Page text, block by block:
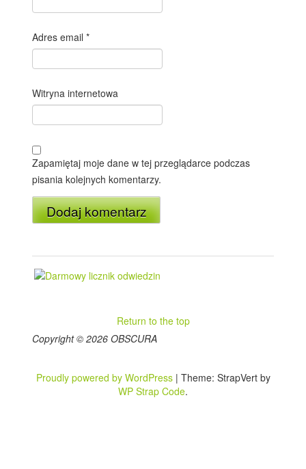
Adres email*
Witryna internetowa
Zapamiętaj moje dane w tej przeglądarce podczas
pisania kolejnych komentarzy.
Return to the top
Copyright © 2026 OBSCURA
Proudly powered by WordPress | Theme: StrapVert by
WP Strap Code.